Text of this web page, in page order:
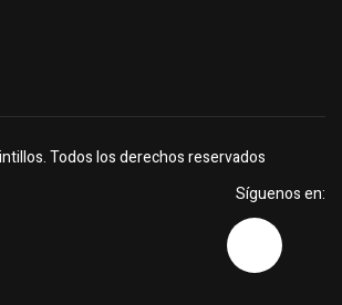
. Todos los derechos reservados
Síguenos en: